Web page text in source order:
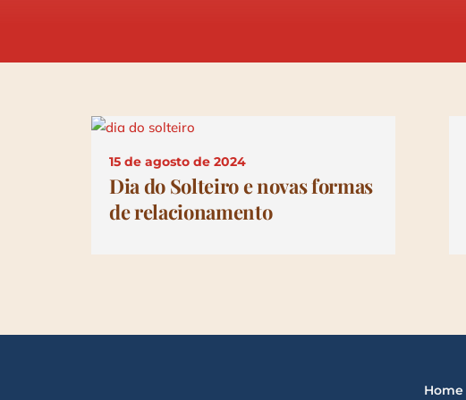
15 de agosto de 2024
Dia do Solteiro e novas formas
de relacionamento
Home